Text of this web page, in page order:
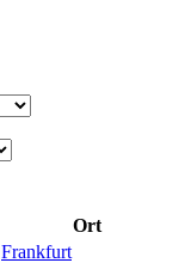
Ort
Frankfurt